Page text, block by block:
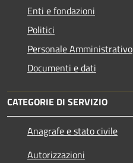
Enti e fondazioni
Politici
Personale Amministrativo
Documenti e dati
CATEGORIE DI SERVIZIO
Anagrafe e stato civile
Autorizzazioni